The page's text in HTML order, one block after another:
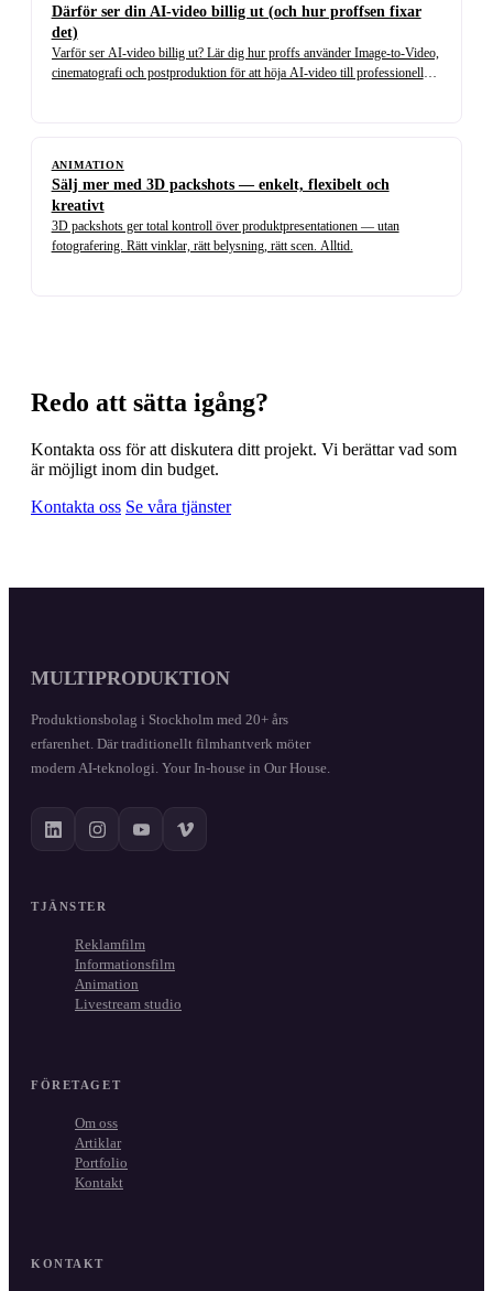
Därför ser din AI-video billig ut (och hur proffsen fixar
det)
Varför ser AI-video billig ut? Lär dig hur proffs använder Image-to-Video,
cinematografi och postproduktion för att höja AI-video till professionell
ANIMATION
Sälj mer med 3D packshots — enkelt, flexibelt och
kreativt
3D packshots ger total kontroll över produktpresentationen — utan
fotografering. Rätt vinklar, rätt belysning, rätt scen. Alltid.
Redo att sätta igång?
Kontakta oss för att diskutera ditt projekt. Vi berättar vad som
är möjligt inom din budget.
Kontakta oss Se våra tjänster
MULTIPRODUKTION
Produktionsbolag i Stockholm med 20+ års
erfarenhet. Där traditionellt filmhantverk möter
modern AI-teknologi. Your In-house in Our House.
TJÄNSTER
Reklamfilm
Informationsfilm
Animation
Livestream studio
FÖRETAGET
Om oss
Artiklar
Portfolio
Kontakt
KONTAKT